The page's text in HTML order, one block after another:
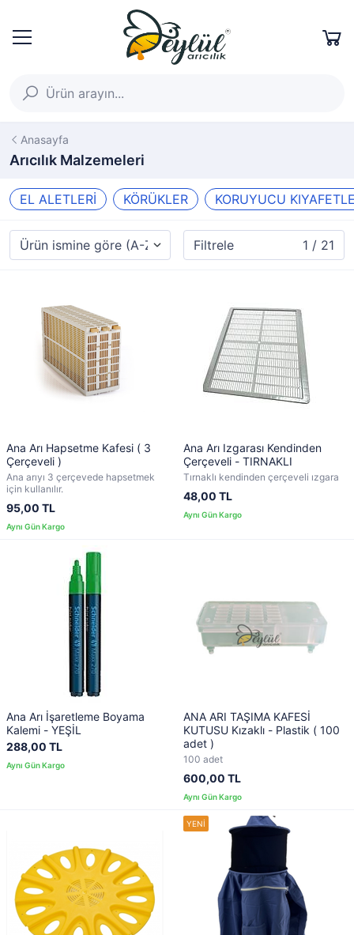
Anasayfa
Arıcılık Malzemeleri
EL ALETLERİ KÖRÜKLER KORUYUCU
Filtrele 1 / 21
Ana Arı Hapsetme Kafesi ( 3
Çerçeveli )
Ana arıyı 3 çerçevede hapsetmek
için kullanılır.
95,00 TL
Ana Arı Izgarası Kendinden
Çerçeveli - TIRNAKLI
Tırnaklı kendinden çerçeveli ızgara
48,00 TL
Ana Arı İşaretleme Boyama
Kalemi - YEŞİL
288,00 TL
ANA ARI TAŞIMA KAFESİ
KUTUSU Kızaklı - Plastik ( 100
adet )
100 adet
600,00 TL